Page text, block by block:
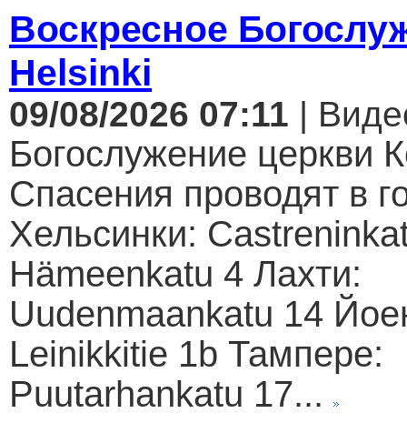
Воскресное
Helsinki
09/08/2026 07:11 |
Богослужение церкви
Спасения проводят в
Хельсинки:
Hämeenkatu 4 Лахти:
Uudenmaankatu 14
Leinikkitie 1b Тампере:
Puutarhankatu 17...